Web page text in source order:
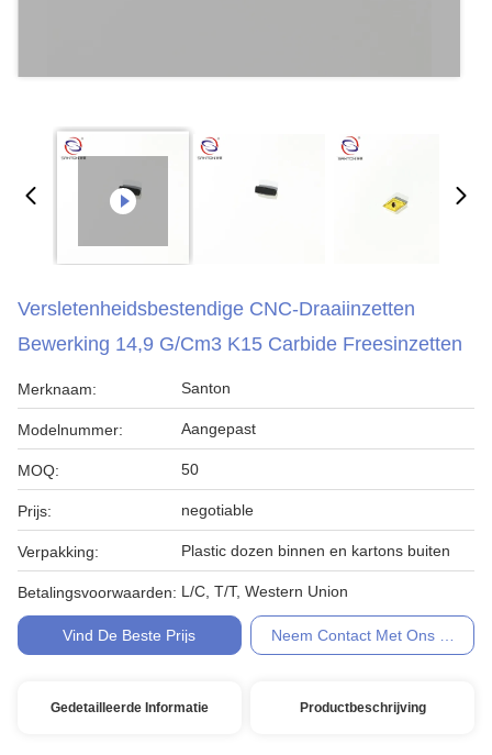
Versletenheidsbestendige CNC-Draaiinzetten
Bewerking 14,9 G/Cm3 K15 Carbide Freesinzetten
Merknaam: Santon
Modelnummer: Aangepast
MOQ: 50
Prijs: negotiable
Verpakking: Plastic dozen binnen en kartons buiten
Betalingsvoorwaarden: L/C, T/T, Western Union
Vind De Beste Prijs Neem Contact Met Ons Op
Gedetailleerde Informatie Productbeschrijving